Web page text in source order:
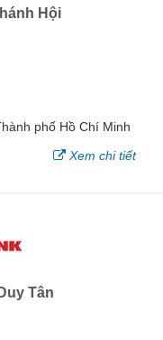
Hội
phố Hồ Chí Minh
Xem chi tiết
Tân